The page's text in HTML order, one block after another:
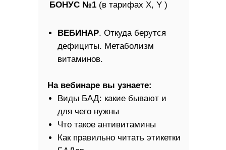
ВЕБИНАР. Откуда берутся
дефициты. Метаболизм
витаминов.
На вебинаре вы узнаете:
Виды БАД: какие бывают и
для чего нужны
Что такое антивитамины
Как правильно читать этикетки
БОНУС №1 (в тарифах Х, Y )
конфиденциальности
ХОЧУ ЧЕК-АП!